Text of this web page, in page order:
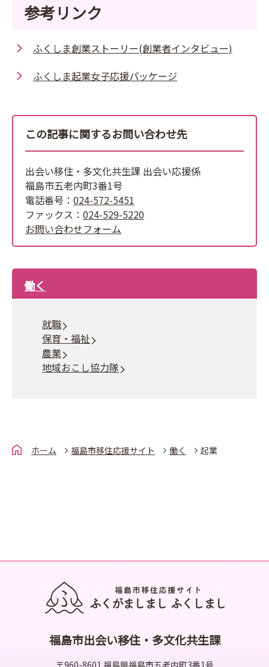
参考リンク
ふくしま創業ストーリー(創業者インタビュー)
ふくしま起業女子応援パッケージ
この記事に関するお問い合わせ先
出会い移住・多文化共生課 出会い応援係
福島市五老内町3番1号
電話番号： 024-572-5451
ファックス： 024-529-5220
お問い合わせフォーム
働く
就職
保育・福祉
農業
地域おこし協力隊
ホーム 福島市移住応援サイト 働く 起業
福島市出会い移住・多文化共生課